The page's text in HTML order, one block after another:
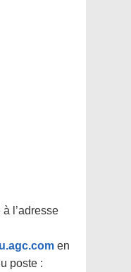
l’adresse
en
poste :